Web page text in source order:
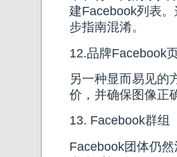
建Facebook列表
步指南混淆。
12.品牌Facebook
另一种显而易见的
价，并确保图像正
13. Facebook群组
Facebook团体仍